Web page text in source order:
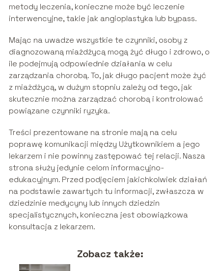
metody leczenia, konieczne może być leczenie
interwencyjne, takie jak angioplastyka lub bypass.
Mając na uwadze wszystkie te czynniki, osoby z
diagnozowaną miażdżycą mogą żyć długo i zdrowo, o
ile podejmują odpowiednie działania w celu
zarządzania chorobą. To, jak długo pacjent może żyć
z miażdżycą, w dużym stopniu zależy od tego, jak
skutecznie można zarządzać chorobą i kontrolować
powiązane czynniki ryzyka.
Treści prezentowane na stronie mają na celu
poprawę komunikacji między Użytkownikiem a jego
lekarzem i nie powinny zastępować tej relacji. Nasza
strona służy jedynie celom informacyjno-
edukacyjnym. Przed podjęciem jakichkolwiek działań
na podstawie zawartych tu informacji, zwłaszcza w
dziedzinie medycyny lub innych dziedzin
specjalistycznych, konieczna jest obowiązkowa
konsultacja z lekarzem.
Zobacz także: